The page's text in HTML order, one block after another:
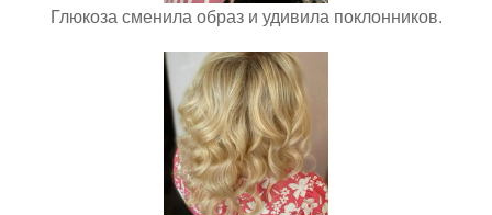
Глюкоза сменила образ и удивила поклонников.